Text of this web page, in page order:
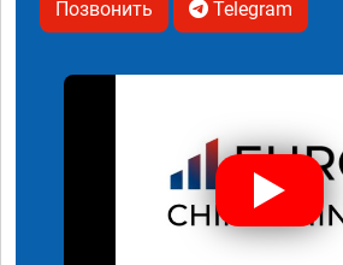
Позвонить Telegram